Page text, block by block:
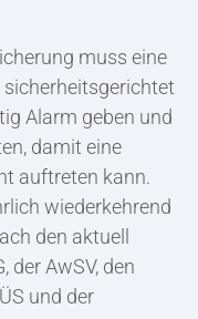
muss eine
Alarm geben und
damit eine
auftreten kann.
wiederkehrend
den aktuell
der AwSV, den
und der